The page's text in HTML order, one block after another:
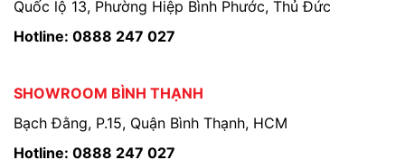
Quốc lộ 13, Phường Hiệp Bình Phước, Thủ Đức
Hotline: 0888 247 027
SHOWROOM BÌNH THẠNH
Bạch Đằng, P.15, Quận Bình Thạnh, HCM
Hotline: 0888 247 027